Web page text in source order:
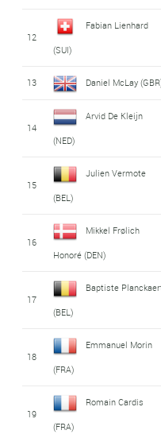
12
Fabian Lienhard
(SUI)
13 Daniel McLay
14
Arvid De Kleijn
(NED)
15
Julien Vermote
(BEL)
16
Mikkel Frølich
Honoré (DEN)
17
Baptiste
(BEL)
18
Emmanuel Morin
(FRA)
19
Romain Cardis
(FRA)